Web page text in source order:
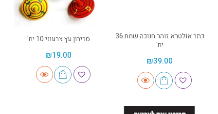
כתר אולטרא זוהר חנוכה שמח 36
יח'
₪39.00
סביבון עץ צבעוני 10 יח'
₪19.00